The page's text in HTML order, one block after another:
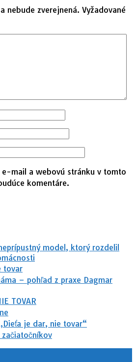
nebude zverejnená. Vyžadované
e-mail a webovú stránku v tomto
komentáre.
model, ktorý rozdelil
tovar
– pohľad z praxe Dagmar
TOVAR
je dar, nie tovar“
začiatočníkov